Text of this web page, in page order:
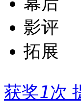
影评
拓展
获奖1次